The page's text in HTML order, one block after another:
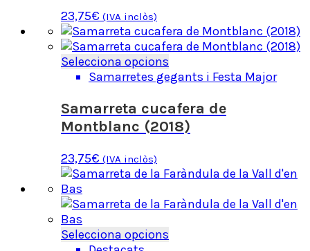
opcions
es
triar
a
la
pàgina
del
23,75€ (IVA inclòs)
Selecciona opcions
producte
diverses
variants.
Les
es
poden
triar
a
pàgina
Samarretes gegants i Festa Major
Samarreta cucafera de
Montblanc (2018)
23,75€ (IVA inclòs)
Selecciona opcions